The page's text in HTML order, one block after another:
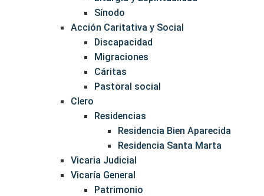
Sínodo
Acción Caritativa y Social
Discapacidad
Migraciones
Cáritas
Pastoral social
Clero
Residencias
Residencia Bien Aparecida
Residencia Santa Marta
Vicaria Judicial
Vicaría General
Patrimonio